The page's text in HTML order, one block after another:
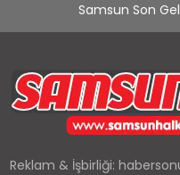
MAGAZIN
SPOR
TEKNOLOJI
Samsun Son
Reklam & İşbirliği: